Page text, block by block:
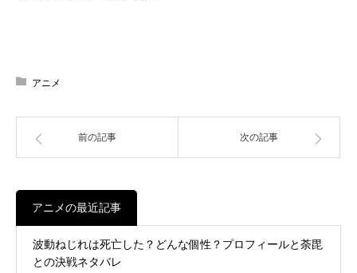
アニメ
前の記事 次の記事
アニメの最近記事
波動ねじれは死亡した？どんな個性？プロフィールと荼毘
との決戦ネタバレ